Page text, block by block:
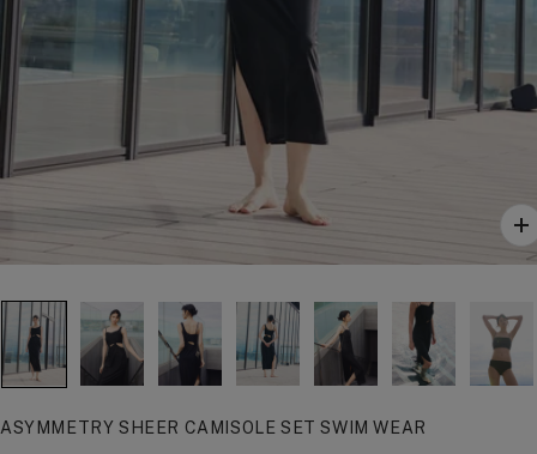
ズ
ン
ASYMMETRY SHEER CAMISOLE SET SWIM WEAR